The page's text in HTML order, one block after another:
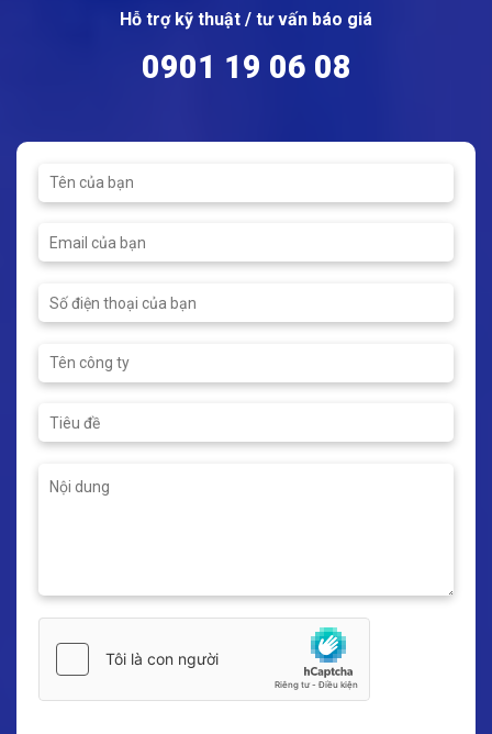
99% graphite)
(Aisi 316L) với độ
Nhiệt độ hoạt động: -200 ~
Hỗ trợ kỹ thuật / tư vấn báo giá
0901 19 06 08